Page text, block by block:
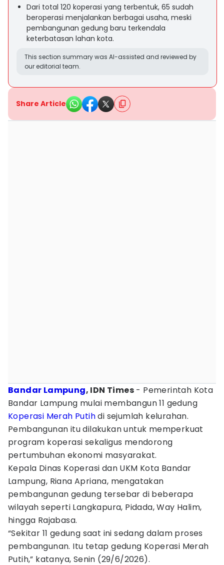
Dari total 120 koperasi yang terbentuk, 65 sudah
beroperasi menjalankan berbagai usaha, meski
pembangunan gedung baru terkendala
keterbatasan lahan kota.
This section summary was AI-assisted and reviewed by
our editorial team.
Share Article
Bandar Lampung, IDN Times - Pemerintah Kota
Bandar Lampung mulai membangun 11 gedung
Koperasi Merah Putihdi sejumlah kelurahan.
Pembangunan itu dilakukan untuk memperkuat
program koperasi sekaligus mendorong
pertumbuhan ekonomi masyarakat.
Kepala Dinas Koperasi dan UKM Kota Bandar
Lampung, Riana Apriana, mengatakan
pembangunan gedung tersebar di beberapa
wilayah seperti Langkapura, Pidada, Way Halim,
hingga Rajabasa.
“Sekitar 11 gedung saat ini sedang dalam proses
pembangunan. Itu tetap gedung Koperasi Merah
Putih,” katanya, Senin (29/6/2026).